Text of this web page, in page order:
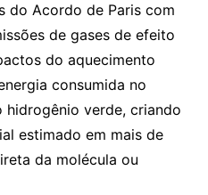
do Acordo de Paris com
de gases de efeito
do aquecimento
consumida no
hidrogênio verde, criando
estimado em mais de
da molécula ou